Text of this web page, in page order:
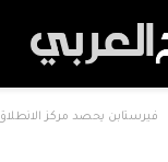
فيرستابن يحصد مركز الانطلاق الأول